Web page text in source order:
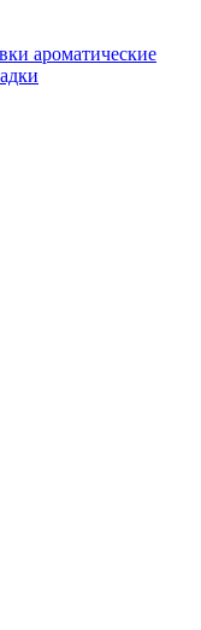
ароматические